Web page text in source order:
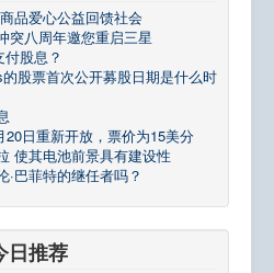
品爱心公益回馈社会
突八周年邀您重启三星
股息？
股票首次公开募股日期是什么时
日重新开放，票价为15美分
使其电池前景具有建设性
巴菲特的继任者吗？
日推荐